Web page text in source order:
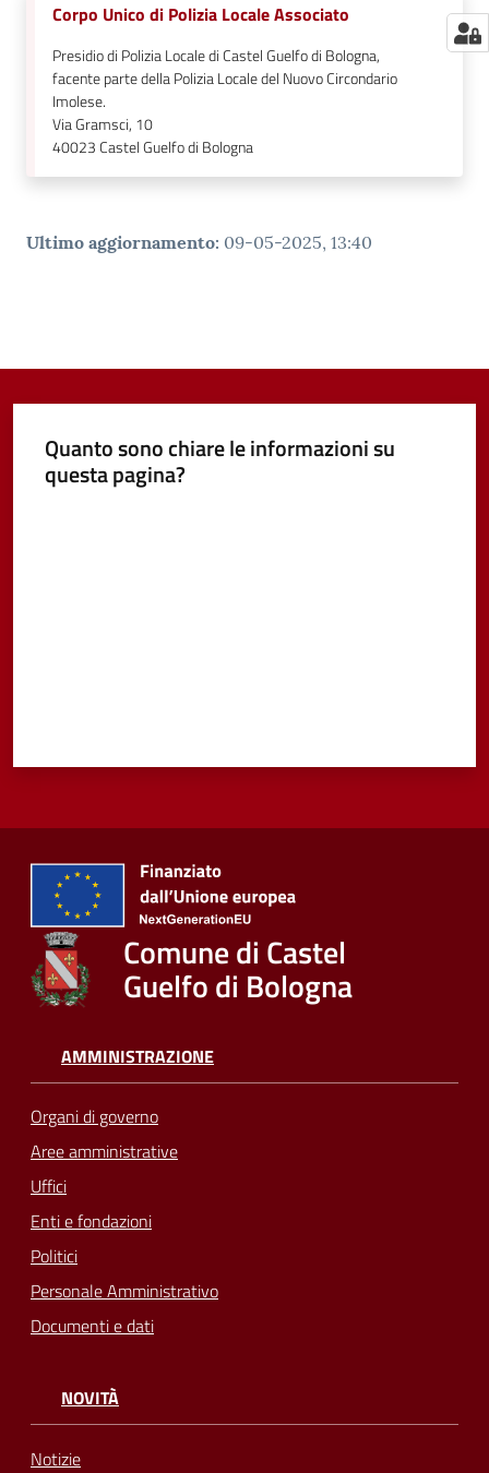
Corpo Unico di Polizia Locale Associato
Presidio di Polizia Locale di Castel Guelfo di Bologna,
facente parte della Polizia Locale del Nuovo Circondario
Imolese.
Via Gramsci, 10
40023Castel Guelfo di Bologna
Ultimo aggiornamento: 09-05-2025, 13:40
Quanto sono chiare le informazioni su
questa pagina?
Comune di Castel
Guelfo di Bologna
AMMINISTRAZIONE
Organi di governo
Aree amministrative
Uffici
Enti e fondazioni
Politici
Personale Amministrativo
Documenti e dati
NOVITÀ
Notizie